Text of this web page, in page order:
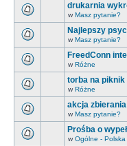
drukarnia
w Masz pytanie?
Najlepszy
w Masz pytanie?
FreedConn
w Różne
torba na piknik
w Różne
akcja
w Masz pytanie?
Prośba o
w Ogólne - Polska